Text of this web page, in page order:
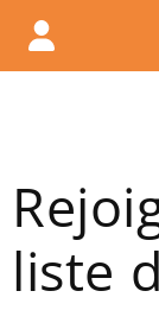
Ignorer
et
liste